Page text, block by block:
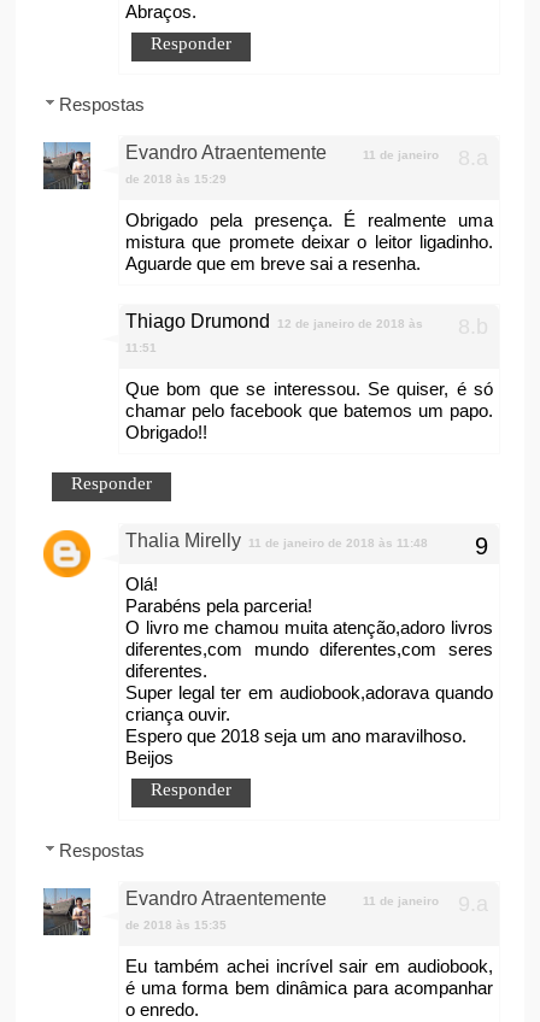
Abraços.
Responder
Respostas
Evandro Atraentemente
11 de janeiro
de 2018 às 15:29
Obrigado pela presença. É realmente uma
mistura que promete deixar o leitor ligadinho.
Aguarde que em breve sai a resenha.
Thiago Drumond
12 de janeiro de 2018 às
11:51
Que bom que se interessou. Se quiser, é só
chamar pelo facebook que batemos um papo.
Obrigado!!
Responder
Thalia Mirelly 11 de janeiro de 2018 às 11:48
Olá!
Parabéns pela parceria!
O livro me chamou muita atenção,adoro livros
diferentes,com mundo diferentes,com seres
diferentes.
Super legal ter em audiobook,adorava quando
criança ouvir.
Espero que 2018 seja um ano maravilhoso.
Beijos
Responder
Respostas
Evandro Atraentemente
11 de janeiro
de 2018 às 15:35
Eu também achei incrível sair em audiobook,
é uma forma bem dinâmica para acompanhar
o enredo.